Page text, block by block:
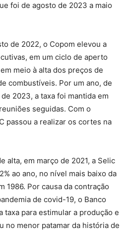
foi de agosto de 2023 a maio
de 2022, o Copom elevou a
em um ciclo de aperto
meio à alta dos preços de
combustíveis. Por um ano, de
2023, a taxa foi mantida em
seguidas. Com o
passou a realizar os cortes na
alta, em março de 2021, a Selic
ao ano, no nível mais baixo da
1986. Por causa da contração
de covid-19, o Banco
taxa para estimular a produção e
no menor patamar da história de